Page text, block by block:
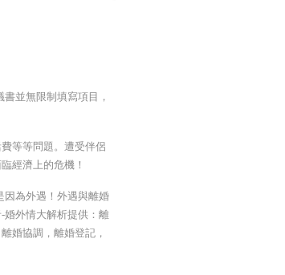
並無限制填寫項目，
等等問題。遭受伴侶
經濟上的危機！
因為外遇！外遇與離婚
婚外情大解析提供：離
婚協調，離婚登記，